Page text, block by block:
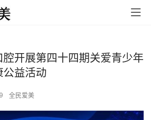
开展第四十四期关爱青少年
公益活动
全民爱美